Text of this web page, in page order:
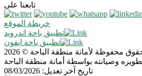
تابعنا على
خريطة الموقع
تطبيق باحة اندرويد
تطبيق باحة ايفون
محفوظة لأمانة منطقة الباحة © 2026
وصيانته بواسطة أمانة منطقة الباحة
تاريخ آخر تعديل: 08/03/2026